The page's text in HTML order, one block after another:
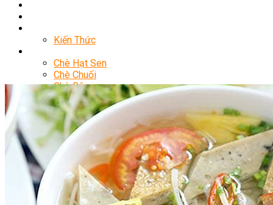
Kiến Thức
Chè Hạt Sen
Chè Chuối
Chè Bắp
Chè Đậu
Chè Bưởi
Món Ngon Mỗi Ngày
Tin Tức
Ẩm Thực Việt Nam
Định Hướng Nghề Nghiệp
Tổng Hợp